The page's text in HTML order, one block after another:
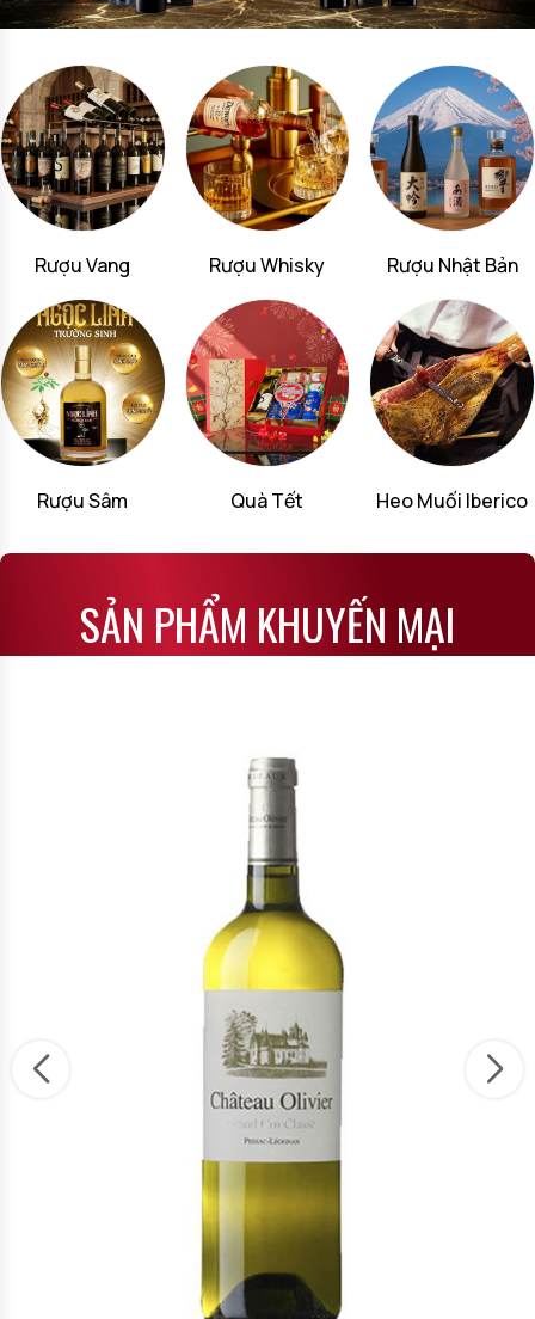
Rượu Vang Rượu Whisky Rượu Nhật Bản
Rượu Sâm Quà Tết Heo Muối Iberico
SẢN PHẨM KHUYẾN MẠI